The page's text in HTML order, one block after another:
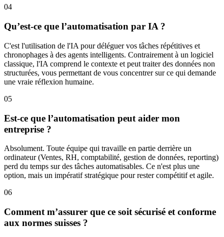
04
Qu’est-ce que l’automatisation par IA ?
C'est l'utilisation de l'IA pour déléguer vos tâches répétitives et
chronophages à des agents intelligents. Contrairement à un logiciel
classique, l'IA comprend le contexte et peut traiter des données non
structurées, vous permettant de vous concentrer sur ce qui demande
une vraie réflexion humaine.
05
Est-ce que l’automatisation peut aider mon
entreprise ?
Absolument. Toute équipe qui travaille en partie derrière un
ordinateur (Ventes, RH, comptabilité, gestion de données, reporting)
perd du temps sur des tâches automatisables. Ce n'est plus une
option, mais un impératif stratégique pour rester compétitif et agile.
06
Comment m’assurer que ce soit sécurisé et conforme
aux normes suisses ?